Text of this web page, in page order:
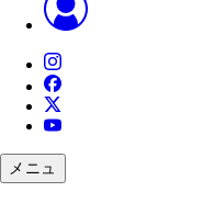
メニュ